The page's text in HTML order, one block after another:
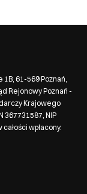
61-569 Poznań,
Rejonowy Poznań -
Krajowego
367731587, NIP
wpłacony.